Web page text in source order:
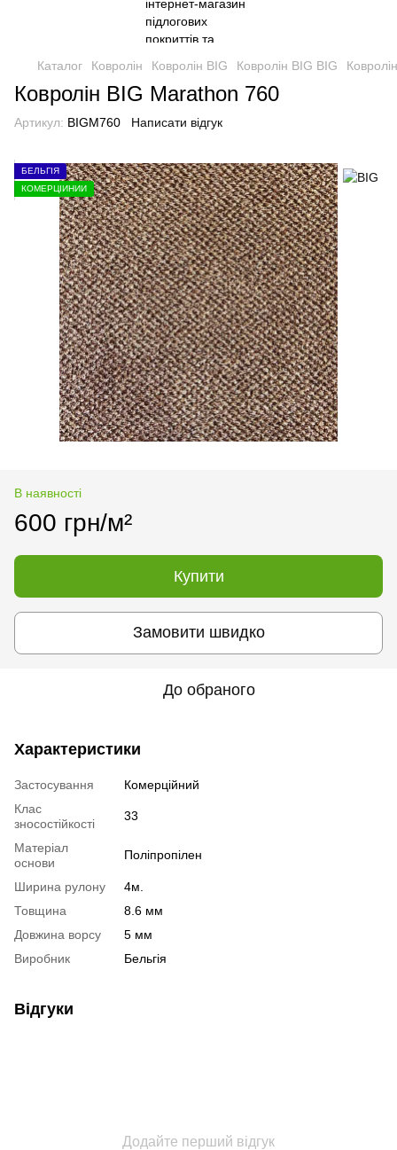
Каталог Ковролін Ковролін BIG Ковролін BIG BIG
Ковролін BIG Marathon 760
Артикул: BIGM760 Написати відгук
БЕЛЬГІЯ
КОМЕРЦІЙНИЙ
В наявності
600 грн/м²
Купити
Замовити швидко
До обраного
Характеристики
Застосування
Комерційний
Клас
зносостійкості
33
Матеріал
основи
Поліпропілен
Ширина рулону
4м.
Товщина
8.6 мм
Довжина ворсу
5 мм
Виробник
Бельгія
Відгуки
Додайте перший відгук